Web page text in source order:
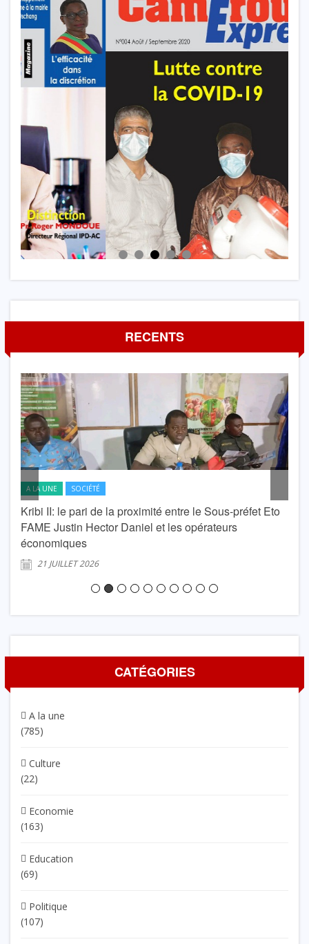
RECENTS
A LA UNE SOCIÉTÉ
Kribi II: le pari de la proximité entre le Sous-préfet Eto
FAME Justin Hector Daniel et les opérateurs
économiques
21 JUILLET 2026
CATÉGORIES
A la une
(785)
Culture
(22)
Economie
(163)
Education
(69)
Politique
(107)